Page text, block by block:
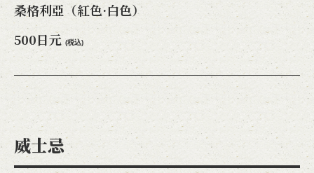
桑格利亞（紅色·白色）
500日元 (税込)
威士忌